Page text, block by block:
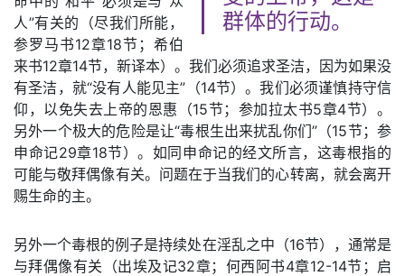
群体的行动。
人”有关的（尽我们所能，
参罗马书12章18节；希伯
来书12章14节，新译本）。我们必须追求圣洁，因为如果没
有圣洁，就“没有人能见主”（14节）。我们必须谨慎持守信
仰，以免失去上帝的恩惠（15节；参加拉太书5章4节）。
另外一个极大的危险是让“毒根生出来扰乱你们”（15节；参
申命记29章18节）。如同申命记的经文所言，这毒根指的
可能与敬拜偶像有关。问题在于当我们的心转离，就会离开
赐生命的主。
另外一个毒根的例子是持续处在淫乱之中（16节），通常是
与拜偶像有关（出埃及记32章；何西阿书4章12-14节；启